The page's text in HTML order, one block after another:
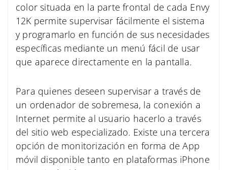
color situada en la parte frontal de cada Envy
12K permite supervisar fácilmente el sistema
y programarlo en función de sus necesidades
específicas mediante un menú fácil de usar
que aparece directamente en la pantalla.
Para quienes deseen supervisar a través de
un ordenador de sobremesa, la conexión a
Internet permite al usuario hacerlo a través
del sitio web especializado. Existe una tercera
opción de monitorización en forma de App
móvil disponible tanto en plataformas iPhone